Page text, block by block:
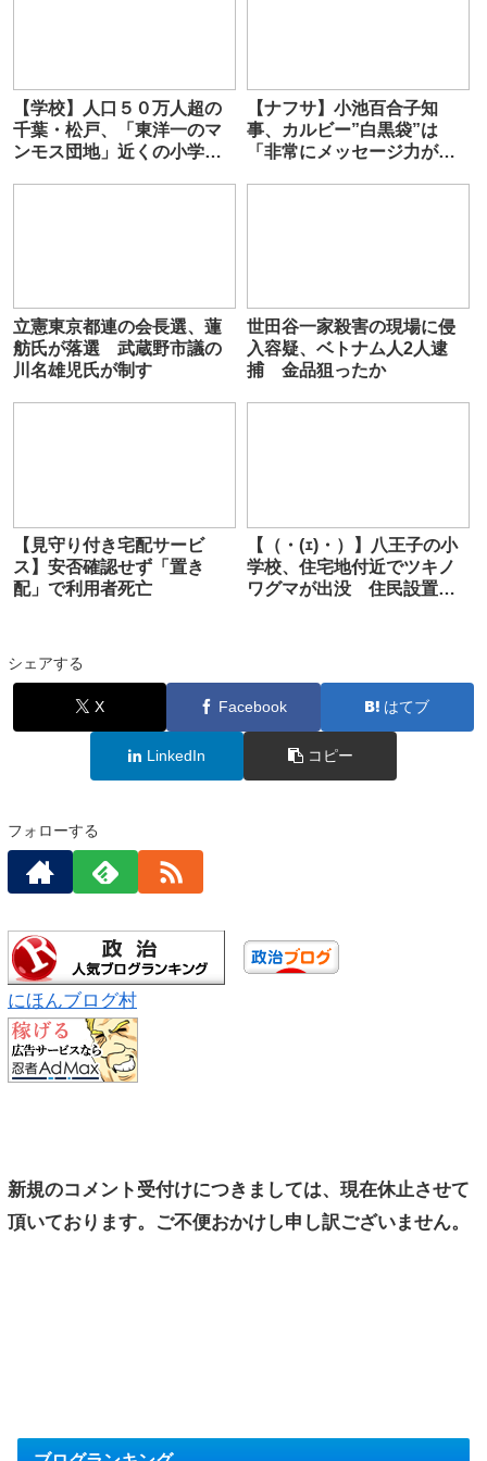
【学校】人口５０万人超の
千葉・松戸、「東洋一のマ
ンモス団地」近くの小学校
【ナフサ】小池百合子知
事、カルビー”白黒袋”は
「非常にメッセージ力があ
立憲東京都連の会長選、蓮
舫氏が落選 武蔵野市議の
川名雄児氏が制す
世田谷一家殺害の現場に侵
入容疑、ベトナム人2人逮
捕 金品狙ったか
【見守り付き宅配サービ
ス】安否確認せず「置き
配」で利用者死亡
【（・(ｪ)・）】八王子の小
学校、住宅地付近でツキノ
ワグマが出没 住民設置の
シェアする
X Facebook はてブ
LinkedIn コピー
フォローする
にほんブログ村
新規のコメント受付けにつきましては、現在休止させて
頂いております。ご不便おかけし申し訳ございません。